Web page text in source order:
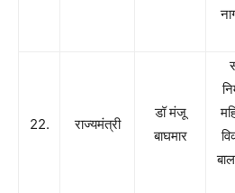
22. राज्यमंत्री
डॉ मंजू
बाघमार